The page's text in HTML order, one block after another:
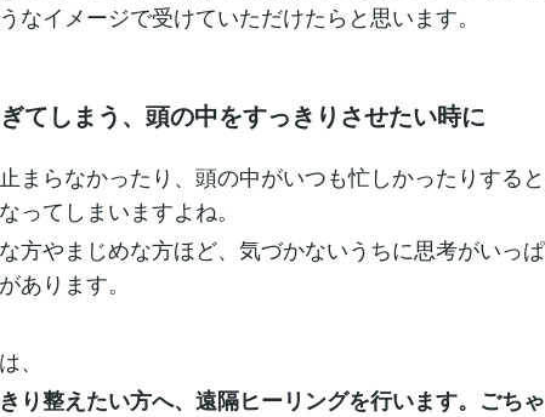
なイメージで受けていただけたらと思います。
てしまう、頭の中をすっきりさせたい時に
まらなかったり、頭の中がいつも忙しかったりする
ってしまいますよね。
方やまじめな方ほど、気づかないうちに思考がいっ
あります。
、
り整えたい方へ、遠隔ヒーリングを行います。ごち